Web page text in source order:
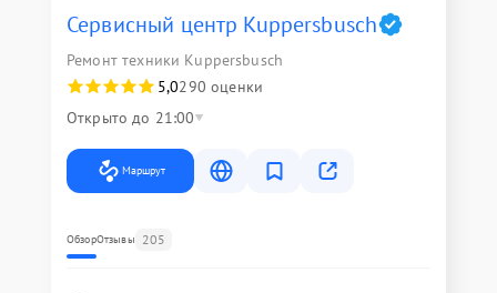
Сервисный центр Kuppersbusch
Ремонт техники Kuppersbusch
5,0290 оценки
Открыто до 21:00
Маршрут
ОбзорОтзывы 205